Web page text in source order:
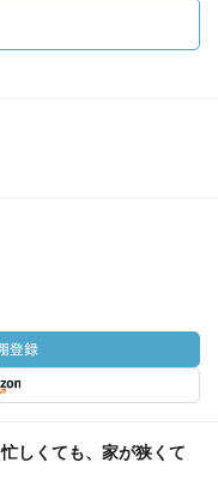
しくても、家が狭くて